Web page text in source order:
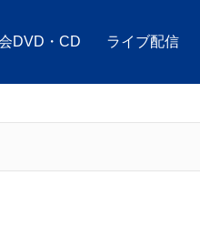
DVD・CD ライブ配信